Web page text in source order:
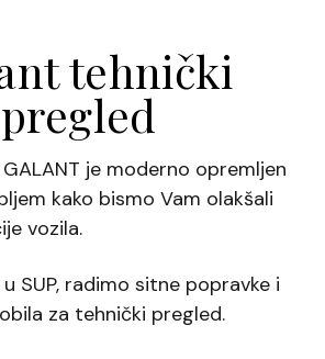
tehnički
pregled
je moderno opremljen
kako bismo Vam olakšali
vozila.
SUP, radimo sitne popravke i
za tehnički pregled.